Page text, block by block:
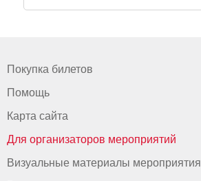
Покупка билетов
Помощь
Карта сайта
Для организаторов мероприятий
Визуальные материалы мероприятия